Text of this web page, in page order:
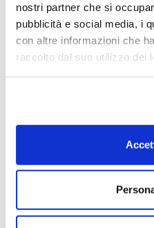
nostri partner che si
pubblicità e social media, i
con altre informazioni che
raccolto dal suo utilizzo dei
il rapporto sarebbe
soglia minima di 3 a
Le condizioni per un
prima: il titolo ritraccia
convergono diversi
mostra una reazione
con lo stop sotto